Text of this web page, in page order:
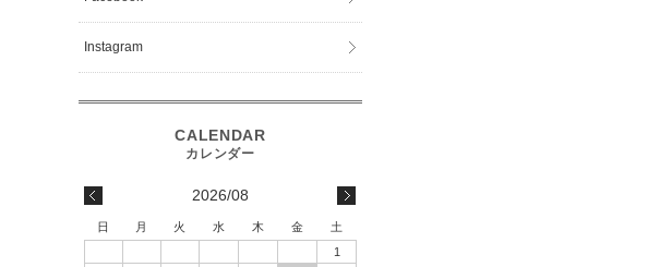
Instagram
2026/08
日 月 火 水 木 金
土
1